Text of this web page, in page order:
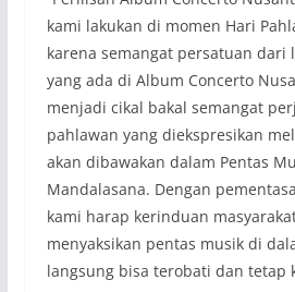
kami lakukan di momen Hari
karena semangat persatuan dari
yang ada di Album Concerto
menjadi cikal bakal semangat
pahlawan yang diekspresikan
akan dibawakan dalam Pentas
Mandalasana. Dengan
kami harap kerinduan
menyaksikan pentas musik di
langsung bisa terobati dan tetap